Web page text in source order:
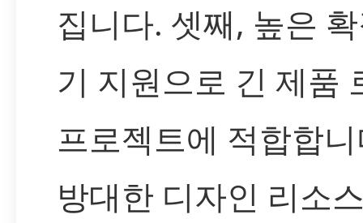
집니다. 셋째, 높은
기 지원으로 긴 제품
프로젝트에 적합합
방대한 디자인 리소